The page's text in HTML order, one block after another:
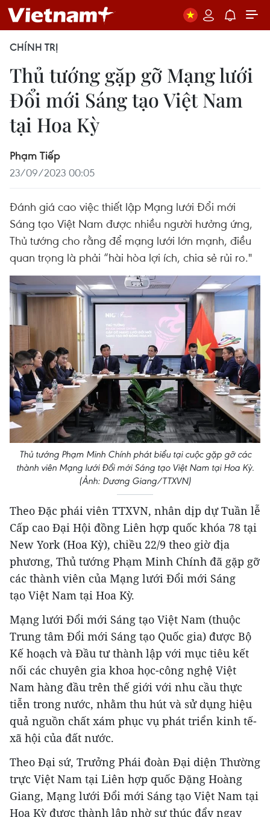
CHÍNH TRỊ
Thủ tướng gặp gỡ Mạng lưới
Đổi mới Sáng tạo Việt Nam
tại Hoa Kỳ
Phạm Tiếp
23/09/2023 00:05
Đánh giá cao việc thiết lập Mạng lưới Đổi mới
Sáng tạo Việt Nam được nhiều người hưởng ứng,
Thủ tướng cho rằng để mạng lưới lớn mạnh, điều
quan trọng là phải “hài hòa lợi ích, chia sẻ rủi ro."
Thủ tướng Phạm Minh Chính phát biểu tại cuộc gặp gỡ các
thành viên Mạng lưới Đổi mới Sáng tạo Việt Nam tại Hoa Kỳ.
(Ảnh: Dương Giang/TTXVN)
Theo Đặc phái viên TTXVN, nhân dịp dự Tuần lễ
Cấp cao Đại Hội đồng Liên hợp quốc khóa 78 tại
New York (Hoa Kỳ), chiều 22/9 theo giờ địa
phương, Thủ tướng Phạm Minh Chính đã gặp gỡ
các thành viên của Mạng lưới Đổi mới Sáng
tạo Việt Nam tại Hoa Kỳ.
Mạng lưới Đổi mới Sáng tạo Việt Nam (thuộc
Trung tâm Đổi mới Sáng tạo Quốc gia) được Bộ
Kế hoạch và Đầu tư thành lập với mục tiêu kết
nối các chuyên gia khoa học-công nghệ Việt
Nam hàng đầu trên thế giới với nhu cầu thực
tiễn trong nước, nhằm thu hút và sử dụng hiệu
quả nguồn chất xám phục vụ phát triển kinh tế-
xã hội của đất nước.
Theo Đại sứ, Trưởng Phái đoàn Đại diện Thường
trực Việt Nam tại Liên hợp quốc Đặng Hoàng
Giang, Mạng lưới Đổi mới Sáng tạo Việt Nam tại
Hoa Kỳ được thành lập nhờ sự thúc đẩy ngay